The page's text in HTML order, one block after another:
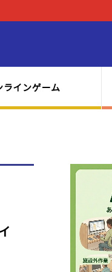
ラインゲーム